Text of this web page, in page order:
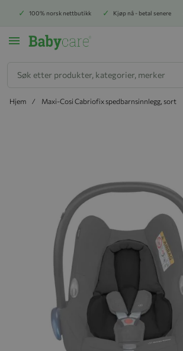
100% norsk nettbutikk Kjøp nå - betal senere
Hjem Maxi-Cosi Cabriofix spedbarnsinnlegg, sort